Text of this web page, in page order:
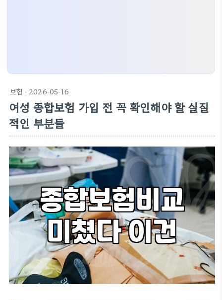
보험 · 2026-05-16
여성 종합보험 가입 전 꼭 확인해야 할 실질
적인 부분들